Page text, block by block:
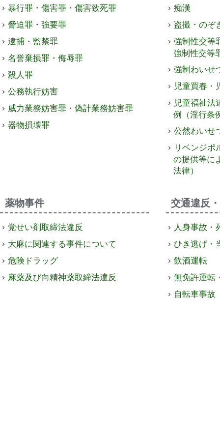
暴行罪・傷害罪・傷害致死罪
脅迫罪・強要罪
逮捕・監禁罪
名誉棄損罪・侮辱罪
殺人罪
公務執行妨害
威力業務妨害罪・偽計業務妨害罪
器物損壊罪
痴漢
盗撮・のぞ
強制性交等
強制性交等
強制わいせ
児童買春・
児童福祉法
例（淫行条
公然わいせ
リベンジポ
の提供等に
法律）
薬物事件
覚せい剤取締法違反
大麻に関連する事件について
危険ドラッグ
麻薬及び向精神薬取締法違反
交通違反
人身事故・
ひき逃げ・
飲酒運転
無免許運転
自転車事故